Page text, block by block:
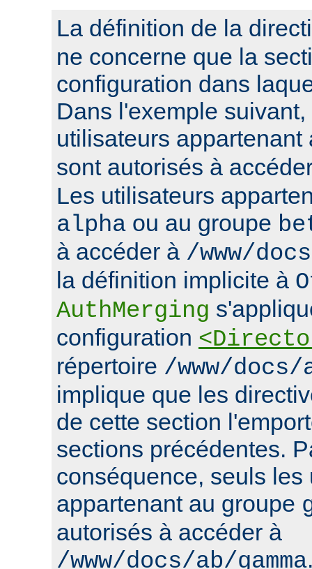
La définition de la
ne concerne que la
configuration dans
Dans l'exemple
utilisateurs
sont autorisés à
Les utilisateurs
alpha ou au groupe
à accéder à /www/
la définition implicite à
AuthMerging
configuration
répertoire /www/docs/
implique que les
de cette section
sections précédentes.
conséquence, seuls les
appartenant au groupe
autorisés à accéder à
/www/docs/ab/gamma